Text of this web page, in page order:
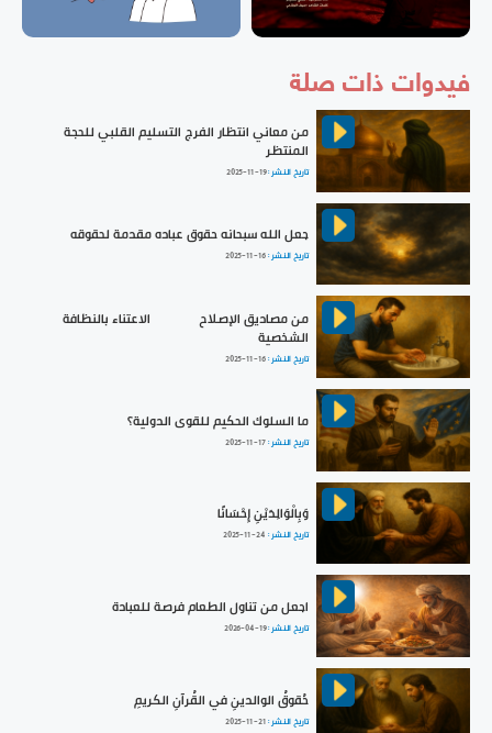
فيدوات ذات صلة
من معاني انتظار الفرج التسليم القلبي للحجة
المنتظر
تاريخ النشر :2025-11-19
جعل الله سبحانه حقوق عباده مقدمة لحقوقه
تاريخ النشر :2025-11-16
من مصاديق الإصلاح || الاعتناء بالنظافة
الشخصية
تاريخ النشر :2025-11-16
ما السلوك الحكيم للقوى الدولية؟
تاريخ النشر :2025-11-17
وَبِالْوَالِدَيْنِ إِحْسَانًا
تاريخ النشر : 2025-11-24
اجعل من تناول الطعام فرصة للعبادة
تاريخ النشر :2026-04-19
حُقوقُ الوالدينِ في القُرآنِ الكريمِ
تاريخ النشر :2025-11-21